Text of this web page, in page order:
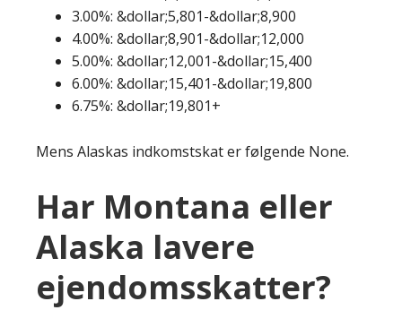
3.00%: &dollar;5,801-&dollar;8,900
4.00%: &dollar;8,901-&dollar;12,000
5.00%: &dollar;12,001-&dollar;15,400
6.00%: &dollar;15,401-&dollar;19,800
6.75%: &dollar;19,801+
Mens Alaskas indkomstskat er følgende None.
Har Montana eller
Alaska lavere
ejendomsskatter?